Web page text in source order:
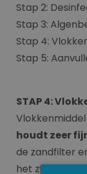
Stap 2:
Stap 3:
Stap 4:
Stap 5:
STAP 4:
houdt zeer
de zandfilter
het zwembad.